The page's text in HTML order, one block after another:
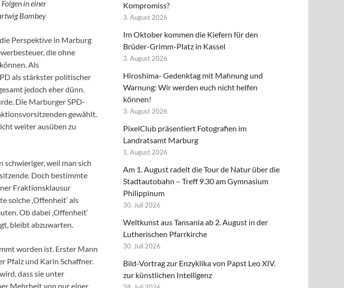
in einer
Bambey
Perspektive in Marburg
die ohne
Als
als stärkster politischer
jedoch eher dünn.
Die Marburger SPD-
gewählt.
weiter ausüben zu
weil man sich
Doch bestimmte
Fraktionsklausur
solche ‚Offenheit‘ als
Ob dabei ‚Offenheit‘
bleibt abzuwarten.
worden ist. Erster Mann
Pfalz und Karin Schaffner.
dass sie unter
Mehrheit von nur einer
Kompromiss?
3. August 2026
Im Oktober kommen die Kiefern für den
Brüder-Grimm-Platz in Kassel
3. August 2026
Hiroshima- Gedenktag mit Mahnung und
Warnung: Wir werden euch nicht helfen
können!
3. August 2026
PixelClub präsentiert Fotografien im
Landratsamt Marburg
1. August 2026
Am 1. August radelt die Tour de Natur über die
Stadtautobahn – Treff 9.30 am Gymnasium
Philippinum
30. Juli 2026
Weltkunst aus Tansania ab 2. August in der
Lutherischen Pfarrkirche
30. Juli 2026
Bild-Vortrag zur Enzyklika von Papst Leo XIV.
zur künstlichen Intelligenz